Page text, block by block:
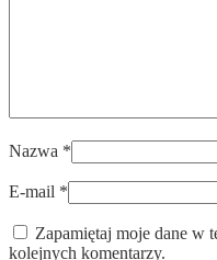
Nazwa *
E-mail *
Zapamiętaj moje dane w
kolejnych komentarzy.